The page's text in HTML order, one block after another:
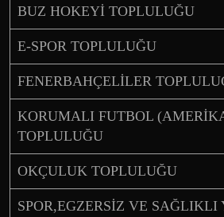
BUZ HOKEYİ TOPLULUĞU
E-SPOR TOPLULUĞU
FENERBAHÇELİLER
KORUMALI FUTBOL
TOPLULUĞU
OKÇULUK TOPLULUĞU
SPOR,EGZERSİZ VE SAĞLIKLI